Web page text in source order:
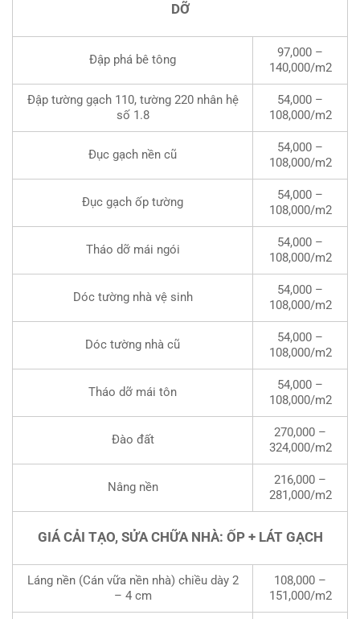
DỠ
Đập phá bê tông
97,000 –
140,000/m2
Đập tường gạch 110, tường 220 nhân hệ
số 1.8
54,000 –
108,000/m2
Đục gạch nền cũ
54,000 –
108,000/m2
Đục gạch ốp tường
54,000 –
108,000/m2
Tháo dỡ mái ngói
54,000 –
108,000/m2
Dóc tường nhà vệ sinh
54,000 –
108,000/m2
Dóc tường nhà cũ
54,000 –
108,000/m2
Tháo dỡ mái tôn
54,000 –
108,000/m2
Đào đất
270,000 –
324,000/m2
Nâng nền
216,000 –
281,000/m2
GIÁ CẢI TẠO, SỬA CHỮA NHÀ: ỐP + LÁT GẠCH
Láng nền (Cán vữa nền nhà) chiều dày 2
– 4 cm
108,000 –
151,000/m2